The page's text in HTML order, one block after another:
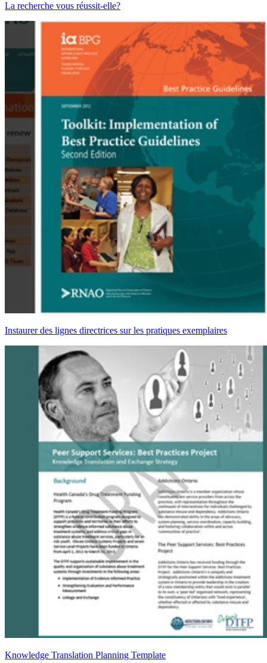
La recherche vous réussit-elle?
Instaurer des lignes directrices sur les pratiques exemplaires
Knowledge Translation Planning Template